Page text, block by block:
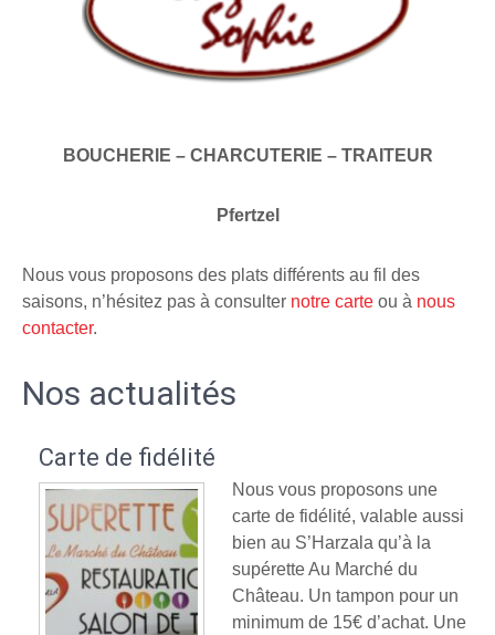
BOUCHERIE – CHARCUTERIE – TRAITEUR
Pfertzel
Nous vous proposons des plats différents au fil des
saisons, n’hésitez pas à consulter notre carte ou à nous
contacter.
Nos actualités
Carte de fidélité
Nous vous proposons une
carte de fidélité, valable aussi
bien au S’Harzala qu’à la
supérette Au Marché du
Château. Un tampon pour un
minimum de 15€ d’achat. Une